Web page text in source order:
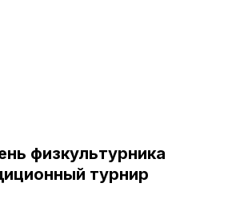
физкультурника
турнир